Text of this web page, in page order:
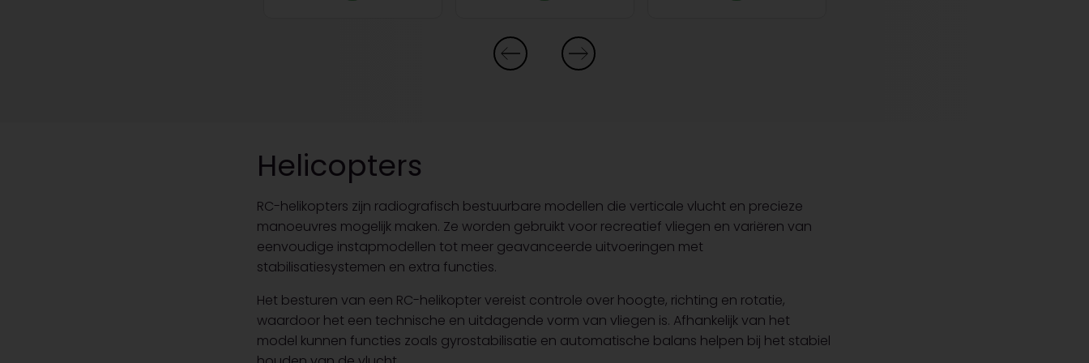
Helicopters
RC-helikopters zijn radiografisch bestuurbare modellen die verticale vlucht en precieze
manoeuvres mogelijk maken. Ze worden gebruikt voor recreatief vliegen en variëren van
eenvoudige instapmodellen tot meer geavanceerde uitvoeringen met
stabilisatiesystemen en extra functies.
Het besturen van een RC-helikopter vereist controle over hoogte, richting en rotatie,
waardoor het een technische en uitdagende vorm van vliegen is. Afhankelijk van het
model kunnen functies zoals gyrostabilisatie en automatische balans helpen bij het stabiel